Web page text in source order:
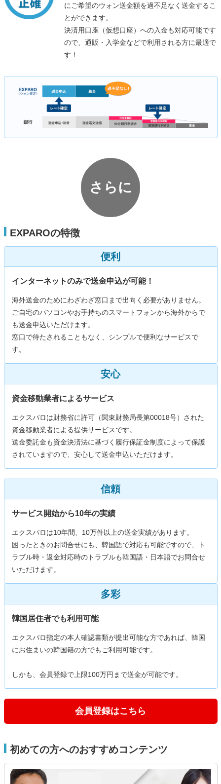
にご希望のウォン送金額を過不足なく送金するこ
とができます。
決済用口座（仮想口座）への入金も対応可能です
ので、通販・入学金などで利用される方に最適で
す！
さらに
EXPAROの特徴
便利
インターネットのみで送金申込が可能！
海外送金のためにわざわざ窓口まで出向く必要がありません。
ご自宅のパソコンやお手持ちのスマートフォンから海外からで
も送金申込いただけます。
窓口で待たされることもなく、シンプルで便利なサービスで
す。
安心
資金移動業者によるサービス
エクスパロは財務省に許可（関東財務局長第00018号）された
資金移動業者による提供サービスです。
送金委託金も資金決済法に基づく履行保証金制度によって保護
されていますので、安心して送金申込いただけます。
信頼
サービス開始から10年の実績
エクスパロは10年間、10万件以上の送金実績があります。
困ったときのお問合せにも、韓国語で対応も可能ですので、ト
ラブル時・返金対応時のトラブルも韓国語・日本語でお問合せ
いただけます。
多彩
韓国居住者でも利用可能
エクスパロ指定の本人確認書類が提出可能な方であれば、韓国
にお住まいの韓国籍の方でもご利用可能です。
しかも、会員登録で上限100万円まで送金が可能です。
会員登録はこちら
初めての方へのおすすめコンテンツ